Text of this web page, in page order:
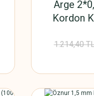
Arge
Kordon
1.214,40